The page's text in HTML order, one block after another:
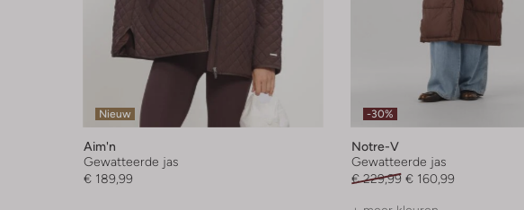
Nieuw
Aim'n
Gewatteerde jas
€ 189,99
-30%
Notre-V
Gewatteerde jas
€ 229,99 € 160,99